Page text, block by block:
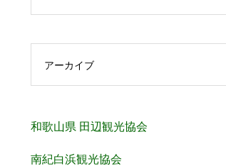
アーカイブ
和歌山県 田辺観光協会
南紀白浜観光協会